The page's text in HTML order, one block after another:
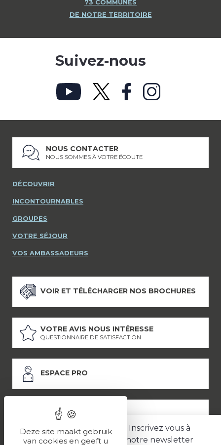
Inscrivez vous à
notre newsletter
73 COMMUNES
DE NOTRE TERRITOIRE
Suivez-nous
NOUS CONTACTER
NOUS SOMMES À VOTRE ÉCOUTE
DÉCOUVRIR
INCONTOURNABLES
GROUPES
VOTRE SÉJOUR
VOS AMBASSADEURS
VOIR ET TÉLÉCHARGER NOS BROCHURES
VOTRE AVIS NOUS INTÉRESSE
QUESTIONNAIRE DE SATISFACTION
ESPACE PRO
ESPACE PRESSE
Deze site maakt gebruik
van cookies en geeft u